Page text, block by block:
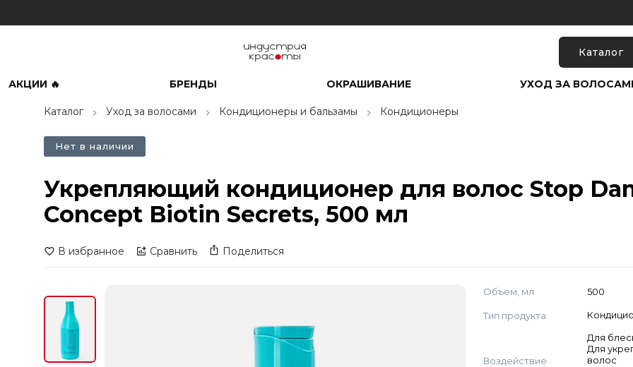
Каталог
АКЦИИ 🔥 БРЕНДЫ ОКРАШИВАНИЕ УХОД ЗА
Каталог Уход за волосами Кондиционеры и бальзамы Кондиционеры
Нет в наличии
Укрепляющий кондиционер для волос Stop
Concept Biotin Secrets, 500 мл
В избранное Сравнить Поделиться
Объем, мл 500
Тип продукта
Воздействие
Для
Для
волос